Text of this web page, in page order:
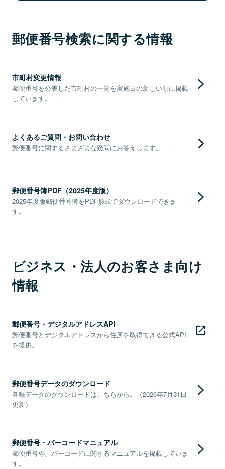
郵便番号検索に関する情報
市町村変更情報
郵便番号を公表した市町村の一覧を実施日の新しい順に掲載
しています。
よくあるご質問・お問い合わせ
郵便番号に関するさまざまな疑問にお答えします。
郵便番号簿PDF（2025年度版）
2025年度版郵便番号簿をPDF形式でダウンロードできま
す。
ビジネス・法人のお客さま向け
情報
郵便番号・デジタルアドレスAPI
郵便番号とデジタルアドレスから住所を取得できる公式API
を提供。
郵便番号データのダウンロード
各種データのダウンロードはこちらから。（2026年7月31日
更新）
郵便番号・バーコードマニュアル
郵便番号や、バーコードに関するマニュアルを掲載していま
す。